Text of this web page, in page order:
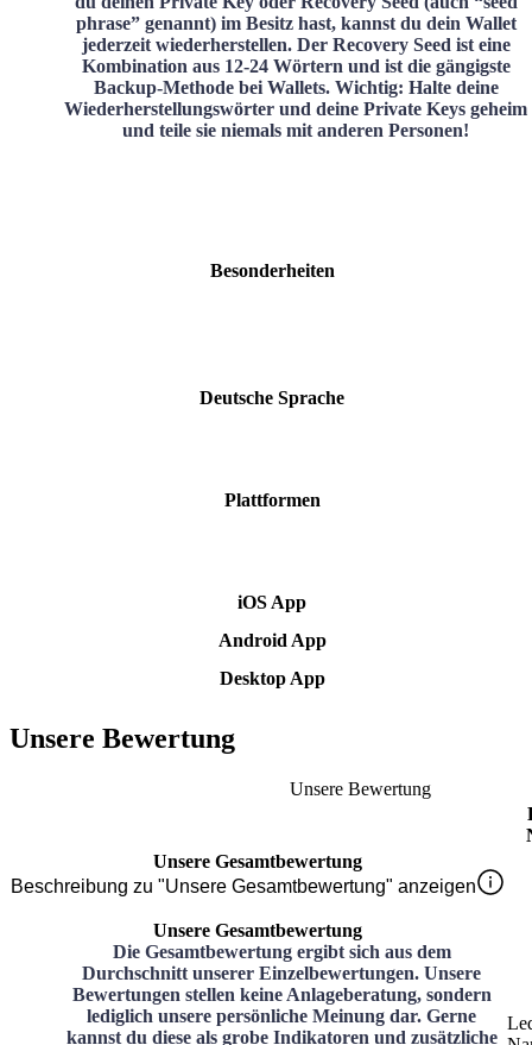
phrase” genannt) im Besitz hast, kannst du dein Wallet
jederzeit wiederherstellen. Der Recovery Seed ist eine
Kombination aus 12-24 Wörtern und ist die gängigste
Backup-Methode bei Wallets. Wichtig: Halte deine
Wiederherstellungswörter und deine Private Keys geheim
und teile sie niemals mit anderen Personen!
Besonderheiten
Deutsche Sprache
Plattformen
iOS App
Android App
Desktop App
Unsere Bewertung
Unsere Bewertung
Unsere Gesamtbewertung
Beschreibung zu "Unsere Gesamtbewertung" anzeigen
Unsere Gesamtbewertung
Die Gesamtbewertung ergibt sich aus dem
Durchschnitt unserer Einzelbewertungen. Unsere
Bewertungen stellen keine Anlageberatung, sondern
lediglich unsere persönliche Meinung dar. Gerne
kannst du diese als grobe Indikatoren und zusätzliche